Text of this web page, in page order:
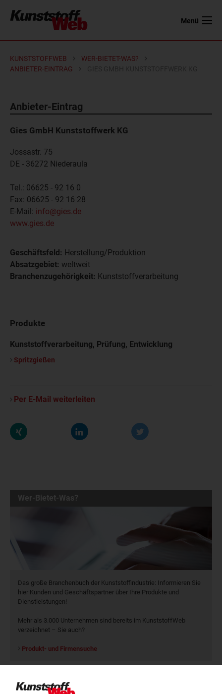
Menü
KUNSTSTOFFWEB
WER-BIETET-WAS?
ANBIETER-EINTRAG
Anbieter-Eintrag
Gies GmbH Kunststoffwerk KG
Jossastr. 75
DE - 36272 Niederaula
Tel.: 06625 - 92 16 0
Fax: 06625 - 92 16 28
E-Mail: info@gies.de
www.gies.de
Geschäftsfeld: Herstellung/Produktion
Absatzgebiet: weltweit
Branchenzugehörigkeit: Kunststoffverarbeitung
Produkte
Kunststoffverarbeitung, Prüfung, Entwicklung
Spritzgießen
Per E-Mail weiterleiten
Wer-Bietet-Was?
Das große Branchenbuch der Kunststoffindustrie: Informieren Sie
hier Kunden und Geschäftspartner über Ihre Produkte und
Dienstleistungen!
Mehr als 3.000 Unternehmen sind bereits im KunststoffWeb
verzeichnet – Sie auch?
Produkt- und Firmensuche